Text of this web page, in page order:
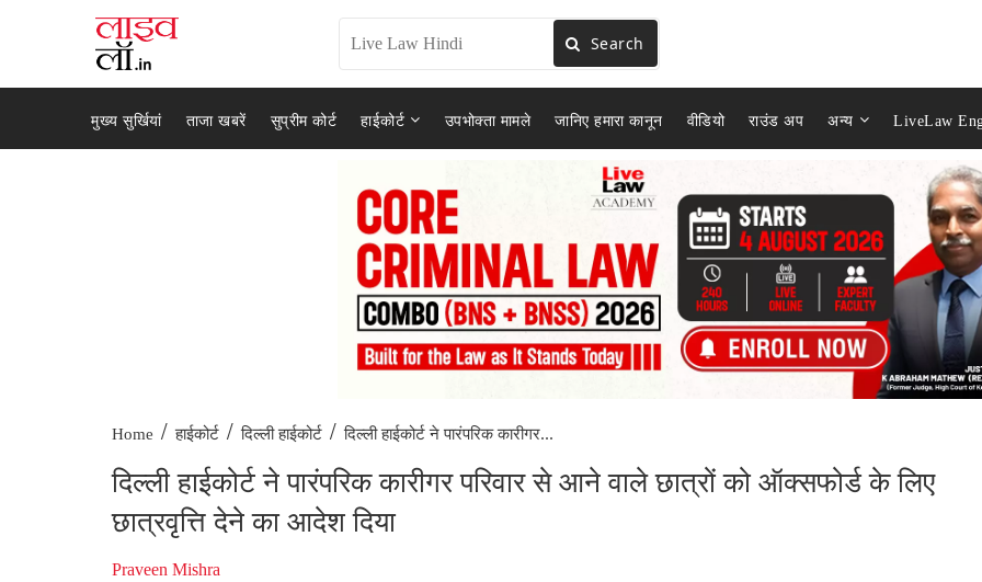
Search
मुख्य सुर्खियां ताजा खबरें सुप्रीम कोर्ट हाईकोर्ट उपभोक्ता मामले जानिए हमारा कानून वीडियो राउंड अप अन्य LiveLaw
Home / हाईकोर्ट / दिल्ली हाईकोर्ट / दिल्ली हाईकोर्ट ने पारंपरिक कारीगर...
दिल्ली हाईकोर्ट ने पारंपरिक कारीगर परिवार से आने वाले छात्रों को ऑक्सफोर्ड के लिए
छात्रवृत्ति देने का आदेश दिया
Praveen Mishra